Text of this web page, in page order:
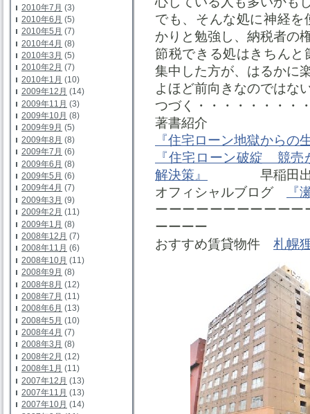
2010年7月 (3)
2010年6月 (5)
2010年5月 (7)
2010年4月 (8)
2010年3月 (5)
2010年2月 (7)
2010年1月 (10)
2009年12月 (14)
2009年11月 (3)
2009年10月 (8)
2009年9月 (5)
2009年8月 (8)
2009年7月 (6)
2009年6月 (8)
2009年5月 (6)
2009年4月 (7)
2009年3月 (9)
2009年2月 (11)
2009年1月 (8)
2008年12月 (7)
2008年11月 (6)
2008年10月 (11)
2008年9月 (8)
2008年8月 (12)
2008年7月 (11)
2008年6月 (13)
2008年5月 (10)
2008年4月 (7)
2008年3月 (8)
2008年2月 (12)
2008年1月 (11)
2007年12月 (13)
2007年11月 (13)
2007年10月 (14)
でも、そんな処に神経
かりと勉強し、納税者の
節税できる処はきちん
集中した方が、はるかに
よほど前向きなのではな
つづく・・・・・・・・
著書紹介
『住宅ローン地獄からの
『住宅ローン破綻 競売
解決策』
早稲田出
オフィシャルブログ
『
ーーーーーーーーーー
ーーーー
おすすめ賃貸物件 札幌